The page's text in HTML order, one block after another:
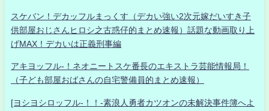
スケバン！デカッフルまっくす（デカい強い2次元嫁だいすき子
供部屋おじさんヒロシ之古惑仔的まとめ速報）話題な動画取り上
げMAX！デカいは正義刑事編
アキヨッフル-！ネオニートスケ番長のエキストラ芸能情報局！
（子ども部屋おばさんの自宅警備員的まとめ速報）
[ヨシヨシロッフル-！！-素浪人勇者カツオンの未解決事件簿へよ